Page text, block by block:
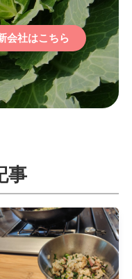
会社はこちら
事